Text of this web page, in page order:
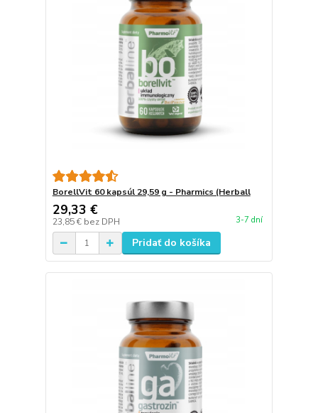
BorellVit 60 kapsúl 29,59 g - Pharmics (Herball
29,33 €
23,85 € bez DPH 3-7 dní
Pridať do košíka